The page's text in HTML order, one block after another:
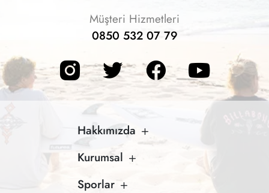
Müşteri Hizmetleri
0850 532 07 79
Hakkımızda
Kurumsal
Sporlar